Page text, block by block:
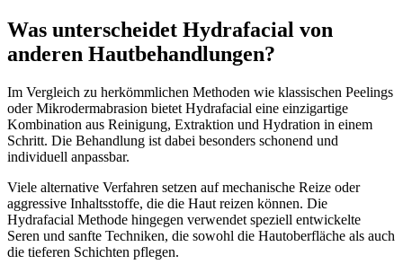
Was unterscheidet Hydrafacial von
anderen Hautbehandlungen?
Im Vergleich zu herkömmlichen Methoden wie klassischen Peelings
oder Mikrodermabrasion bietet Hydrafacial eine einzigartige
Kombination aus Reinigung, Extraktion und Hydration in einem
Schritt. Die Behandlung ist dabei besonders schonend und
individuell anpassbar.
Viele alternative Verfahren setzen auf mechanische Reize oder
aggressive Inhaltsstoffe, die die Haut reizen können. Die
Hydrafacial Methode hingegen verwendet speziell entwickelte
Seren und sanfte Techniken, die sowohl die Hautoberfläche als auch
die tieferen Schichten pflegen.